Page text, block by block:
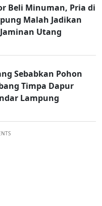
Beli Minuman, Pria di
Malah Jadikan
Utang
Sebabkan Pohon
Timpa Dapur
Lampung